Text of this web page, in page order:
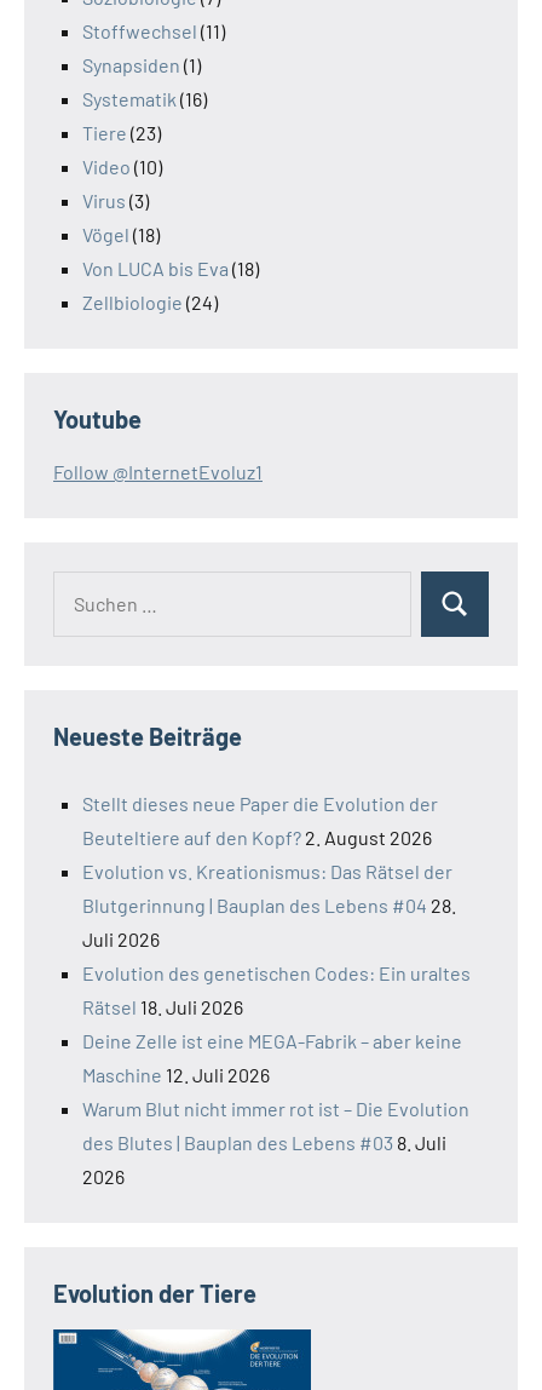
Stoffwechsel (11)
Synapsiden (1)
Systematik (16)
Tiere (23)
Video (10)
Virus (3)
Vögel (18)
Von LUCA bis Eva (18)
Zellbiologie (24)
Youtube
Follow @InternetEvoluz1
Suchen
Neueste Beiträge
Stellt dieses neue Paper die Evolution der
Beuteltiere auf den Kopf? 2. August 2026
Evolution vs. Kreationismus: Das Rätsel der
Blutgerinnung | Bauplan des Lebens #04 28.
Juli 2026
Evolution des genetischen Codes: Ein uraltes
Rätsel 18. Juli 2026
Deine Zelle ist eine MEGA-Fabrik – aber keine
Maschine 12. Juli 2026
Warum Blut nicht immer rot ist – Die Evolution
des Blutes | Bauplan des Lebens #03 8. Juli
2026
Evolution der Tiere